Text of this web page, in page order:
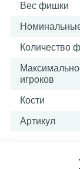
Вес фишки
Количество
игроков
Кости
Артикул